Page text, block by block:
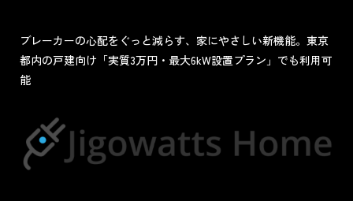
ブレーカーの心配をぐっと減らす、家にやさしい新機能。東京
都内の戸建向け「実質3万円・最大6kW設置プラン」でも利用可
能